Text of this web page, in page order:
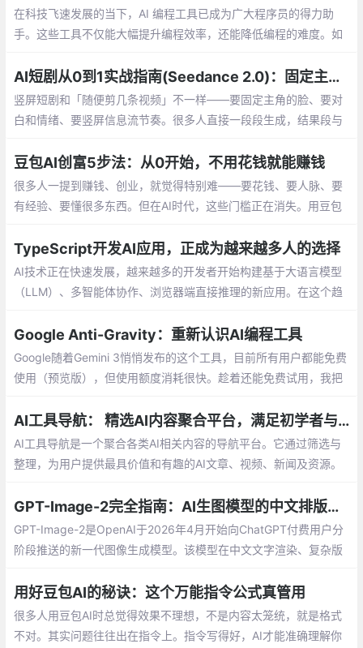
在科技飞速发展的当下，AI 编程工具已成为广大程序员的得力助
手。这些工具不仅能大幅提升编程效率，还能降低编程的难度。如
AI短剧从0到1实战指南(Seedance 2.0)：固定主角不跳脸，1小时出一集竖屏爽剧
竖屏短剧和「随便剪几条视频」不一样——要固定主角的脸、要对
白和情绪、要竖屏信息流节奏。很多人直接一段段生成，结果段与
豆包AI创富5步法：从0开始，不用花钱就能赚钱
很多人一提到赚钱、创业，就觉得特别难——要花钱、要人脉、要
有经验、要懂很多东西。但在AI时代，这些门槛正在消失。用豆包
TypeScript开发AI应用，正成为越来越多人的选择
AI技术正在快速发展，越来越多的开发者开始构建基于大语言模型
（LLM）、多智能体协作、浏览器端直接推理的新应用。在这个趋
的社区
Google Anti-Gravity：重新认识AI编程工具
Google随着Gemini 3悄悄发布的这个工具，目前所有用户都能免费
使用（预览版），但使用额度消耗很快。趁着还能免费试用，我把
AI工具导航： 精选AI内容聚合平台，满足初学者与专业用户需求
AI工具导航是一个聚合各类AI相关内容的导航平台。它通过筛选与
整理，为用户提供最具价值和有趣的AI文章、视频、新闻及资源。
航都能满足您的需求，帮助您了解AI的最新发展和应用。
GPT-Image-2完全指南：AI生图模型的中文排版革命
GPT-Image-2是OpenAI于2026年4月开始向ChatGPT付费用户分
阶段推送的新一代图像生成模型。该模型在中文文字渲染、复杂版
从前代的90-95%跃升至99%以上
用好豆包AI的秘诀：这个万能指令公式真管用
很多人用豆包AI时总觉得效果不理想，不是内容太笼统，就是格式
不对。其实问题往往出在指令上。指令写得好，AI才能准确理解你